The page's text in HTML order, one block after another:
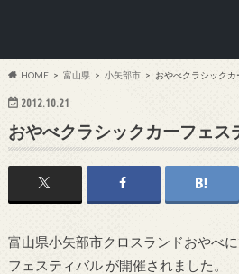
HOME 富山県 小矢部市 おやべクラシック
2012.10.21
おやべクラシックカーフェス
富山県小矢部市クロスランドおやべ
フェスティバル が開催されました。